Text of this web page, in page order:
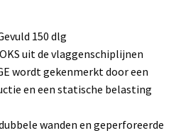
150 dlg
uit de vlaggenschiplijnen
wordt gekenmerkt door een
en een statische belasting
wanden en geperforeerde